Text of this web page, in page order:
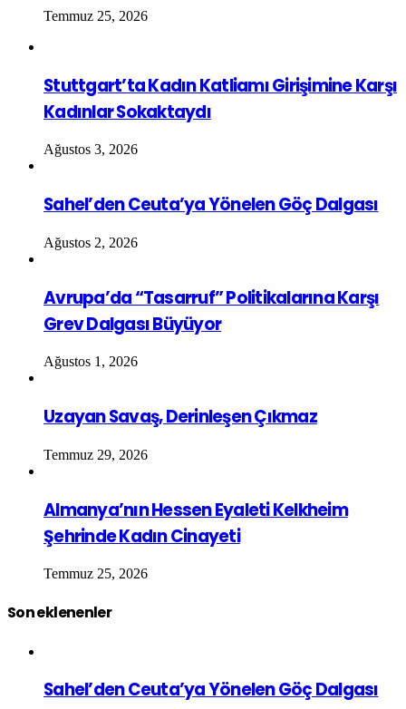
Temmuz 25, 2026
Stuttgart’ta Kadın Katliamı Girişimine Karşı
Kadınlar Sokaktaydı
Ağustos 3, 2026
Sahel’den Ceuta’ya Yönelen Göç Dalgası
Ağustos 2, 2026
Avrupa’da “Tasarruf” Politikalarına Karşı
Grev Dalgası Büyüyor
Ağustos 1, 2026
Uzayan Savaş, Derinleşen Çıkmaz
Temmuz 29, 2026
Almanya’nın Hessen Eyaleti Kelkheim
Şehrinde Kadın Cinayeti
Temmuz 25, 2026
Son eklenenler
Sahel’den Ceuta’ya Yönelen Göç Dalgası